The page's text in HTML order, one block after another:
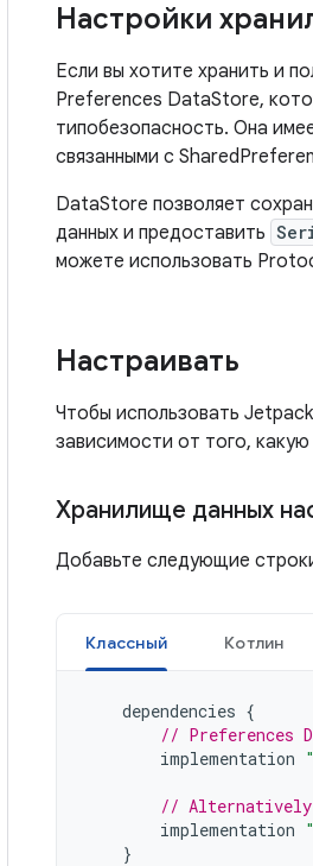
Настройки
Если вы хотите хранить и
Preferences DataStore,
типобезопасность. Она
связанными с
DataStore позволяет
данных и предоставить
можете использовать
Настраивать
Чтобы использовать
зависимости от того,
Хранилище данных
Добавьте следующие
Классный Котлин
dependencies {
// Preferences
implementation
// Alternatively
implementation
}